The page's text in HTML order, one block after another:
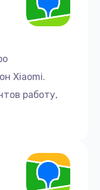
Xiaomi.
работу,